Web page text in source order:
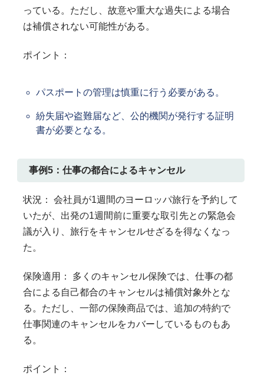
っている。ただし、故意や重大な過失による場合
は補償されない可能性がある。
ポイント：
パスポートの管理は慎重に行う必要がある。
紛失届や盗難届など、公的機関が発行する証明
書が必要となる。
事例5：仕事の都合によるキャンセル
状況： 会社員が1週間のヨーロッパ旅行を予約して
いたが、出発の1週間前に重要な取引先との緊急会
議が入り、旅行をキャンセルせざるを得なくなっ
た。
保険適用： 多くのキャンセル保険では、仕事の都
合による自己都合のキャンセルは補償対象外とな
る。ただし、一部の保険商品では、追加の特約で
仕事関連のキャンセルをカバーしているものもあ
る。
ポイント：